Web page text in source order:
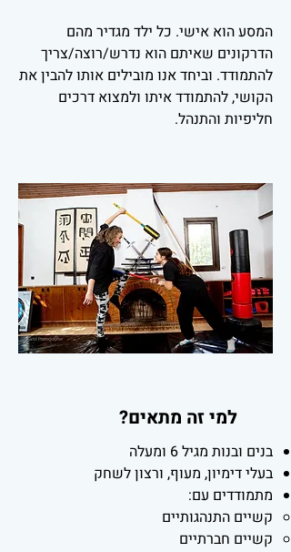
המסע הוא אישי. כל ילד מגדיר מהם
הדרקונים שאיתם הוא נדרש/רוצה/צריך
להתמודד. וביחד אנו מובילים אותו להבין את
הקושי, להתמודד איתו ולמצוא דרכים
חליפיות והתנהל.
למי זה מתאים?
בנים ובנות מגיל 6 ומעלה
בעלי דימיון, מעוף, ורצון לשחק
מתמודדים עם:
קשיים התנהגותיים
קשיים חברתיים